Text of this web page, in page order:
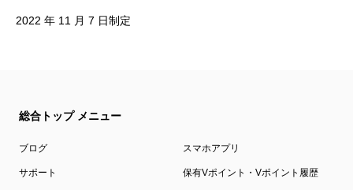
2022 年 11 月 7 日制定
総合トップ メニュー
ブログ スマホアプリ
サポート 保有Vポイント・Vポイント履歴